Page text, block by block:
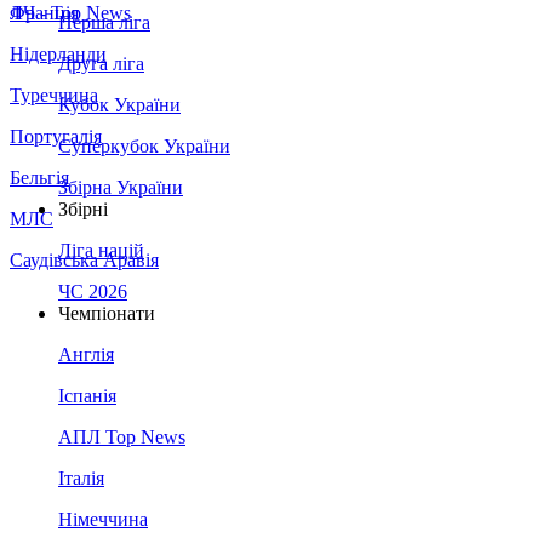
Франція
Нідерланди
Туреччина
Португалія
Бельгія
МЛС
Саудівська Аравія
ЛЧ - Top News
Перша ліга
Друга ліга
Кубок України
Суперкубок України
Збірна України
Збірні
Ліга націй
ЧС 2026
Чемпіонати
Англія
Іспанія
АПЛ Top News
Італія
Німеччина